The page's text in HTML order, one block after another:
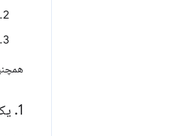
1
.